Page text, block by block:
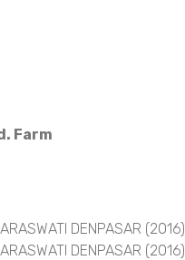
Farm
DENPASAR (2016)
DENPASAR (2016)